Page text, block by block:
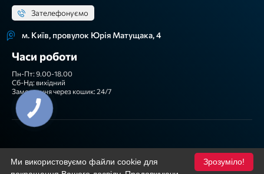
Зателефонуємо
м. Київ, провулок Юрія Матущака, 4
Часи роботи
Пн-Пт: 9.00-18.00
Сб-Нд: вихідний
Замовлення через кошик: 24/7
Зрозуміло!
Ми використовуємо файли cookie для
КНОПКА
ЗВ'ЯЗКУ